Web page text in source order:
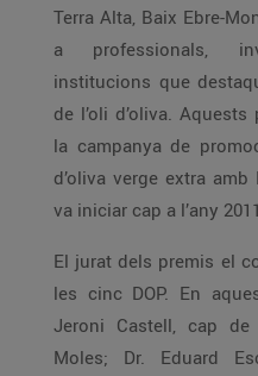
Terra Alta, Baix Ebre-
a professionals,
institucions que
de l’oli d’oliva.
la campanya de
d’oliva verge extra
va iniciar cap a l’any
El jurat dels premis el
les cinc DOP. En
Jeroni Castell, cap
Moles; Dr. Eduard